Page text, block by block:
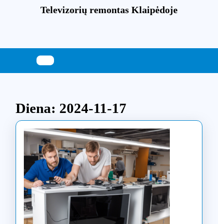
Televizorių remontas Klaipėdoje
Diena: 2024-11-17